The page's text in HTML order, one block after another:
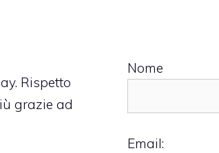
Rispetto
grazie ad
Nome
Email: